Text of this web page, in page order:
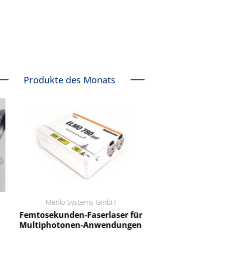
Produkte des Monats
Menlo Systems GmbH
Femtosekunden-Faserlaser für
Multiphotonen-Anwendungen